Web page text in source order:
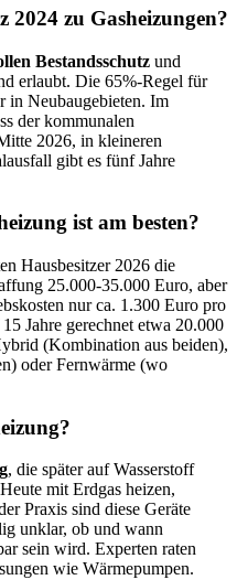
2024 zu Gasheizungen?
Bestandsschutz und
erlaubt. Die 65%-Regel für
in Neubaugebieten. Im
der kommunalen
2026, in kleineren
gibt es fünf Jahre
ist am besten?
Hausbesitzer 2026 die
25.000-35.000 Euro, aber
nur ca. 1.300 Euro pro
Jahre gerechnet etwa 20.000
(Kombination aus beiden),
oder Fernwärme (wo
, die später auf Wasserstoff
mit Erdgas heizen,
Praxis sind diese Geräte
unklar, ob und wann
sein wird. Experten raten
wie Wärmepumpen.